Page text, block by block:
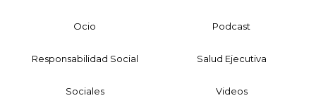
Ocio Podcast
Responsabilidad Social Salud Ejecutiva
Sociales Videos